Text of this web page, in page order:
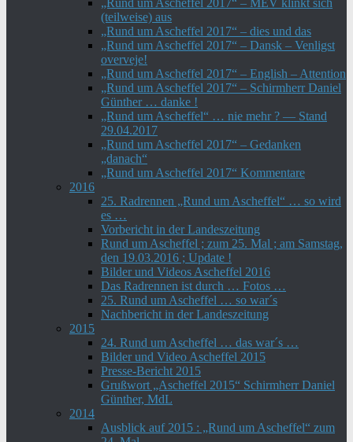
„Rund um Ascheffel 2017“ – MEV klinkt sich
(teilweise) aus
„Rund um Ascheffel 2017“ – dies und das
„Rund um Ascheffel 2017“ – Dansk – Venligst
overveje!
„Rund um Ascheffel 2017“ – English – Attention
„Rund um Ascheffel 2017“ – Schirmherr Daniel
Günther … danke !
„Rund um Ascheffel“ … nie mehr ? — Stand
29.04.2017
„Rund um Ascheffel 2017“ – Gedanken
„danach“
„Rund um Ascheffel 2017“ Kommentare
2016
25. Radrennen „Rund um Ascheffel“ … so wird
es …
Vorbericht in der Landeszeitung
Rund um Ascheffel ; zum 25. Mal ; am Samstag,
den 19.03.2016 ; Update !
Bilder und Videos Ascheffel 2016
Das Radrennen ist durch … Fotos …
25. Rund um Ascheffel … so war´s
Nachbericht in der Landeszeitung
2015
24. Rund um Ascheffel … das war´s …
Bilder und Video Ascheffel 2015
Presse-Bericht 2015
Grußwort „Ascheffel 2015“ Schirmherr Daniel
Günther, MdL
2014
Ausblick auf 2015 : „Rund um Ascheffel“ zum